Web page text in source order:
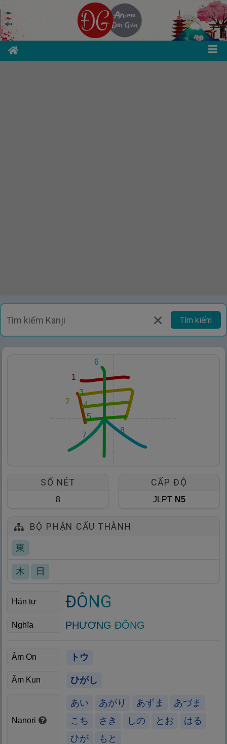
Tìm kiếm
1
2 4
3
5
6
7
8
SỐ NÉT
8
CẤP ĐỘ
JLPT N5
BỘ PHẬN CẤU THÀNH
東
木 日
Hán tự ĐÔNG
Nghĩa PHƯƠNG ĐÔNG
Âm On トウ
Âm Kun ひがし
Nanori
あい あがり あずま
あづま
こち
さき しの とお
はる
ひが
もと